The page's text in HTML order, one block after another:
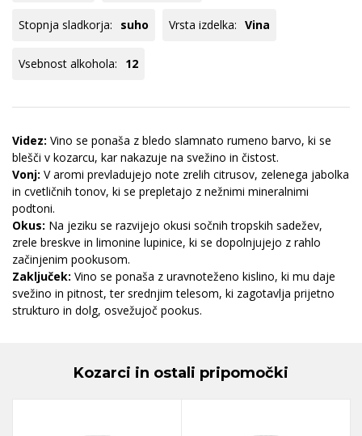
Stopnja sladkorja: suho Vrsta izdelka: Vina
Vsebnost alkohola: 12
Videz: Vino se ponaša z bledo slamnato rumeno barvo, ki se
blešči v kozarcu, kar nakazuje na svežino in čistost.
Vonj: V aromi prevladujejo note zrelih citrusov, zelenega jabolka
in cvetličnih tonov, ki se prepletajo z nežnimi mineralnimi
podtoni.
Okus: Na jeziku se razvijejo okusi sočnih tropskih sadežev,
zrele breskve in limonine lupinice, ki se dopolnjujejo z rahlo
začinjenim pookusom.
Zaključek: Vino se ponaša z uravnoteženo kislino, ki mu daje
svežino in pitnost, ter srednjim telesom, ki zagotavlja prijetno
strukturo in dolg, osvežujoč pookus.
Kozarci in ostali pripomočki